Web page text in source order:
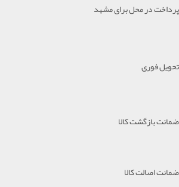
پرداخت در محل برای مشهد
تحویل فوری
ضمانت بازگشت کالا
ضمانت اصالت کالا